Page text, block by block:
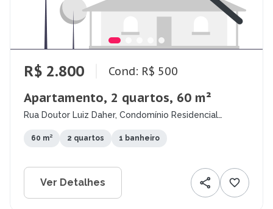
R$ 2.800 Cond: R$ 500
Apartamento, 2 quartos, 60 m²
Rua Doutor Luiz Daher, Condomínio Residencial
60 m² 2 quartos 1 banheiro
Ver Detalhes